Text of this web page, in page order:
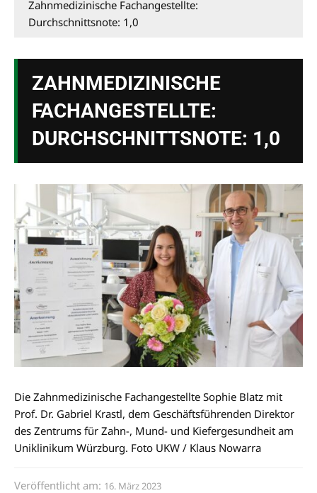
Zahnmedizinische Fachangestellte:
Durchschnittsnote: 1,0
ZAHNMEDIZINISCHE
FACHANGESTELLTE:
DURCHSCHNITTSNOTE: 1,0
Die Zahnmedizinische Fachangestellte Sophie Blatz mit
Prof. Dr. Gabriel Krastl, dem Geschäftsführenden Direktor
des Zentrums für Zahn-, Mund- und Kiefergesundheit am
Uniklinikum Würzburg. Foto UKW / Klaus Nowarra
Veröffentlicht am: 16. März 2023